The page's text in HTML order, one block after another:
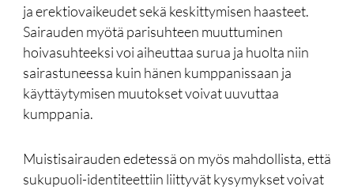
ja erektiovaikeudet sekä keskittymisen haasteet.
Sairauden myötä parisuhteen muuttuminen
hoivasuhteeksi voi aiheuttaa surua ja huolta niin
sairastuneessa kuin hänen kumppanissaan ja
käyttäytymisen muutokset voivat uuvuttaa
kumppania.
Muistisairauden edetessä on myös mahdollista, että
sukupuoli-identiteettiin liittyvät kysymykset voivat